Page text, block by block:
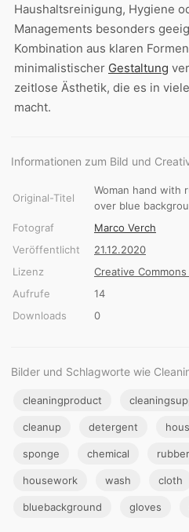
Haushaltsreinigung, Hygiene
Managements besonders
Kombination aus klaren
minimalistischer Gestaltung
zeitlose Ästhetik, die es in
macht.
Informationen zum Bild und
Original-Titel
Woman hand with
over blue
Fotograf
Marco Verch
Veröffentlicht
21.12.2020
Lizenz
Creative
Aufrufe
14
Downloads
0
Bilder und Schlagworte wie
cleaningproduct
cleanup detergent
sponge chemical rubber
housework wash cloth
bluebackground gloves